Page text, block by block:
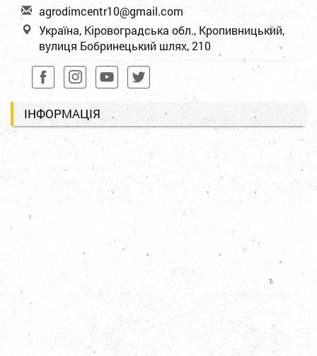
agrodimcentr10@gmail.com
Україна, Кіровоградська обл., Кропивницький,
вулиця Бобринецький шлях, 210
ІНФОРМАЦІЯ